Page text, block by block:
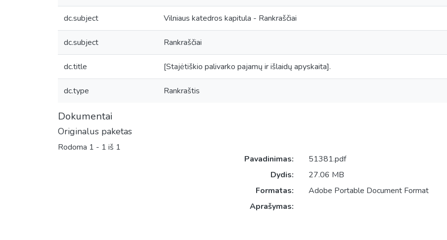
dc.subject Vilniaus katedros kapitula - Rankraščiai
dc.subject Rankraščiai
dc.title [Stajėtiškio palivarko pajamų ir išlaidų apyskaita].
dc.type Rankraštis
Dokumentai
Originalus paketas
Rodoma 1 - 1 iš 1
Pavadinimas:
51381.pdf
Dydis:
27.06 MB
Formatas:
Adobe Portable Document Format
Aprašymas: